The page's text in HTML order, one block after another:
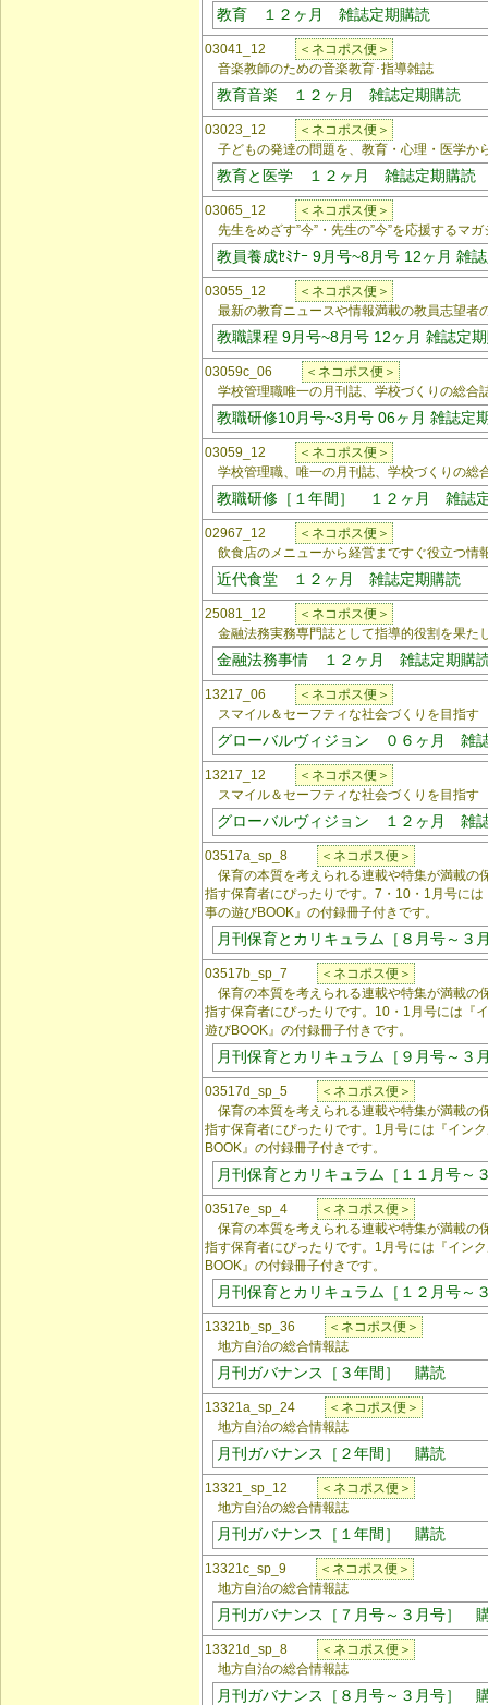
教育 １２ヶ月 雑誌定期購読
03041_12
＜ネコポス便＞
音楽教師のための音楽教育･指導雑誌
教育音楽 １２ヶ月 雑誌定期購読
03023_12
＜ネコポス便＞
子どもの発達の問題を、教育・心理・医学か
教育と医学 １２ヶ月 雑誌定期購読
03065_12
＜ネコポス便＞
先生をめざす”今”・先生の”今”を応援するマガ
教員養成ｾﾐﾅｰ 9月号~8月号 12ヶ月 雑
03055_12
＜ネコポス便＞
最新の教育ニュースや情報満載の教員志望者
教職課程 9月号~8月号 12ヶ月 雑誌定
03059c_06
＜ネコポス便＞
学校管理職唯一の月刊誌、学校づくりの総合
教職研修10月号~3月号 06ヶ月 雑誌定
03059_12
＜ネコポス便＞
学校管理職、唯一の月刊誌、学校づくりの総
教職研修［１年間］ １２ヶ月 雑誌
02967_12
＜ネコポス便＞
飲食店のメニューから経営まですぐ役立つ情
近代食堂 １２ヶ月 雑誌定期購読
25081_12
＜ネコポス便＞
金融法務実務専門誌として指導的役割を果た
金融法務事情 １２ヶ月 雑誌定期購
13217_06
＜ネコポス便＞
スマイル＆セーフティな社会づくりを目指す
グローバルヴィジョン ０６ヶ月 雑
13217_12
＜ネコポス便＞
スマイル＆セーフティな社会づくりを目指す
グローバルヴィジョン １２ヶ月 雑
03517a_sp_8
＜ネコポス便＞
保育の本質を考えられる連載や特集が満載の
指す保育者にぴったりです。7・10・1月号に
事の遊びBOOK』の付録冊子付きです。
月刊保育とカリキュラム［８月号～
03517b_sp_7
＜ネコポス便＞
保育の本質を考えられる連載や特集が満載の
指す保育者にぴったりです。10・1月号には『
遊びBOOK』の付録冊子付きです。
月刊保育とカリキュラム［９月号～
03517d_sp_5
＜ネコポス便＞
保育の本質を考えられる連載や特集が満載の
指す保育者にぴったりです。1月号には『イン
BOOK』の付録冊子付きです。
月刊保育とカリキュラム［１１月号
03517e_sp_4
＜ネコポス便＞
保育の本質を考えられる連載や特集が満載の
指す保育者にぴったりです。1月号には『イン
BOOK』の付録冊子付きです。
月刊保育とカリキュラム［１２月号
13321b_sp_36
＜ネコポス便＞
地方自治の総合情報誌
月刊ガバナンス［３年間］ 購読
13321a_sp_24
＜ネコポス便＞
地方自治の総合情報誌
月刊ガバナンス［２年間］ 購読
13321_sp_12
＜ネコポス便＞
地方自治の総合情報誌
月刊ガバナンス［１年間］ 購読
13321c_sp_9
＜ネコポス便＞
地方自治の総合情報誌
月刊ガバナンス［７月号～３月号］
13321d_sp_8
＜ネコポス便＞
地方自治の総合情報誌
月刊ガバナンス［８月号～３月号］